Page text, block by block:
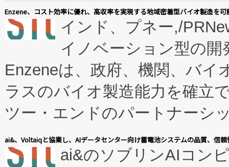
Enzene、コスト効率に優れ、高収率を実現する地域密着型バイオ製造を
インド、プネー,/
イノベーション型の
Enzeneは、政府、機関、バイ
ラスのバイオ製造能力を確立
ツー・エンドのパートナーシ
表しました。 同社の実績ある
manufacturing™ (FCCM™) プ
ai&、Voltaiqと協業し、AIデータセンター向け蓄電池システムの品質、信
ai&のソブリンAIコン